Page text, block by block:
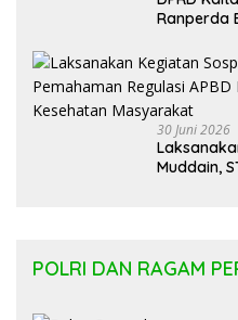
Ranperda
30 Juni 2026
Muddain,
POLRI DAN RAGAM